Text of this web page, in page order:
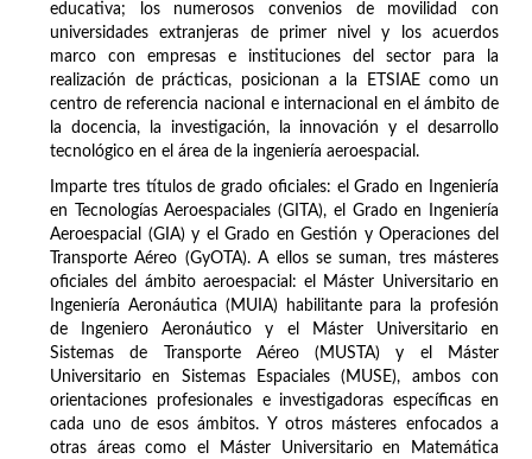
educativa; los numerosos convenios de movilidad con
universidades extranjeras de primer nivel y los acuerdos
marco con empresas e instituciones del sector para la
realización de prácticas, posicionan a la ETSIAE como un
centro de referencia nacional e internacional en el ámbito de
la docencia, la investigación, la innovación y el desarrollo
tecnológico en el área de la ingeniería aeroespacial.
Imparte tres títulos de grado oficiales: el Grado en Ingeniería
en Tecnologías Aeroespaciales (GITA), el Grado en Ingeniería
Aeroespacial (GIA) y el Grado en Gestión y Operaciones del
Transporte Aéreo (GyOTA). A ellos se suman, tres másteres
oficiales del ámbito aeroespacial: el Máster Universitario en
Ingeniería Aeronáutica (MUIA) habilitante para la profesión
de Ingeniero Aeronáutico y el Máster Universitario en
Sistemas de Transporte Aéreo (MUSTA) y el Máster
Universitario en Sistemas Espaciales (MUSE), ambos con
orientaciones profesionales e investigadoras específicas en
cada uno de esos ámbitos. Y otros másteres enfocados a
otras áreas como el Máster Universitario en Matemática